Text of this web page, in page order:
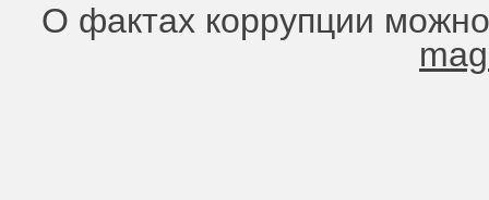
О фактах коррупции